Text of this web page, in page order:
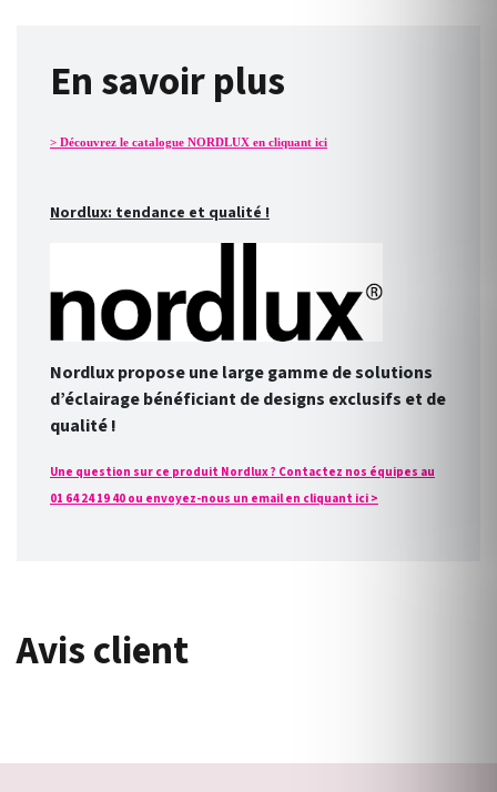
En savoir plus
> Découvrez le catalogue NORDLUX en cliquant ici
Nordlux: tendance et qualité !
Nordlux propose une large gamme de solutions
d’éclairage bénéficiant de designs exclusifs et de
qualité !
Une question sur ce produit Nordlux ? Contactez nos équipes au
01 64 24 19 40 ou envoyez-nous un email en cliquant ici >
Avis client